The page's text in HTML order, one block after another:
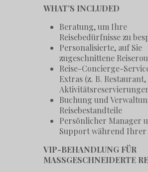
WHAT’S INCLUDED
Beratung, um Ihre
Reisebedürfnisse zu
Personalisierte, auf Sie
zugeschnittene
Reise-Concierge-
Extras (z. B. Restaurant,
Buchung und
Reisebestandteile
Persönlicher Manager
Support während Ihrer
VIP-BEHANDLUNG FÜR
MASSGESCHNEIDERTE